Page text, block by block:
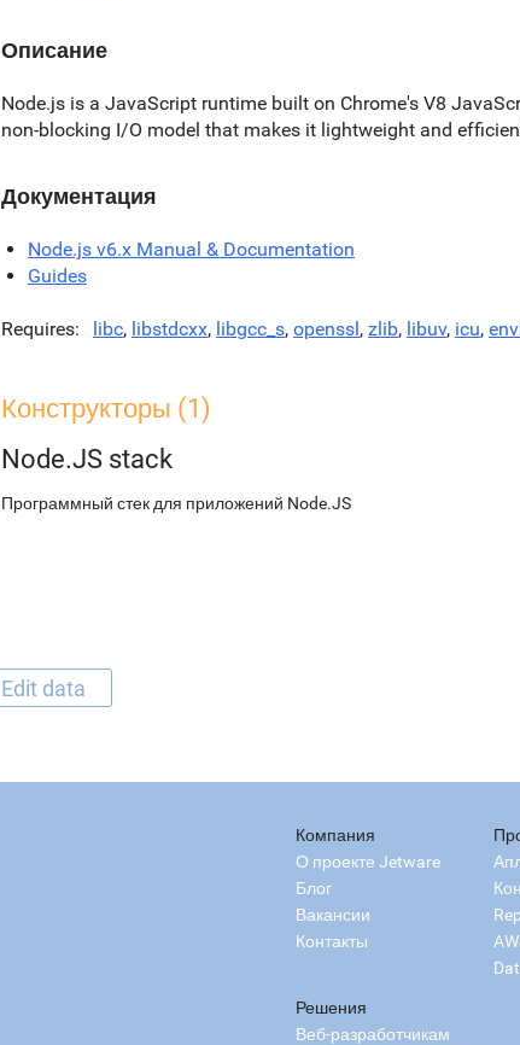
Описание
Node.js is a JavaScript runtime built on Chrome's V8
non-blocking I/O model that makes it lightweight and
Документация
Node.js v6.x Manual & Documentation
Guides
Requires libc, libstdcxx, libgcc_s, openssl, zlib, libuv, icu,
Конструкторы (1)
Node.JS stack
Программный стек для приложений Node.JS
Edit data
Компания
О проекте Jetware
Блог
Вакансии
Контакты
Решения
Веб-разработчикам